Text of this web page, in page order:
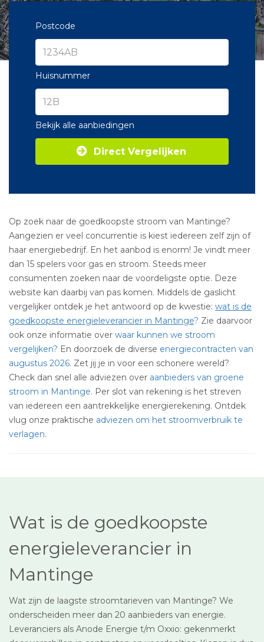
Postcode
Huisnummer
Bekijk alle aanbiedingen
Direct Vergelijken
Op zoek naar de goedkoopste stroom van Mantinge?
Aangezien er veel concurrentie is kiest iedereen zelf zijn of
haar energiebedrijf. En het aanbod is enorm! Je vindt meer
dan 15 spelers voor gas en stroom. Steeds meer
consumenten zoeken naar de voordeligste optie. Deze
website kan daarbij van pas komen. Middels de gaslicht
vergelijker ontdek je het antwoord op de kwestie: wat is de
goedkoopste energieleverancier in Mantinge? Zie daarvoor
ook onze informatie over waar kunnen we stroom
vergelijken? En doorzoek de diverse energiecontracten van
augustus 2026. Zet jij je in voor een schonere wereld?
Check dan snel alle adviezen over aanbieders van groene
stroom in Mantinge. Per slot van rekening is het streven
van iedereen een aantrekkelijke energierekening. Ontdek
vlug onze praktische adviezen om het stroomverbruik te
verlagen.
Wat is de goedkoopste
energieleverancier in
Mantinge
Wat zijn de laagste stroomtarieven van Mantinge? We
onderscheiden meer dan 20 aanbieders van energie.
Leveranciers als Anode Energie t/m Oxxio: gekenmerkt